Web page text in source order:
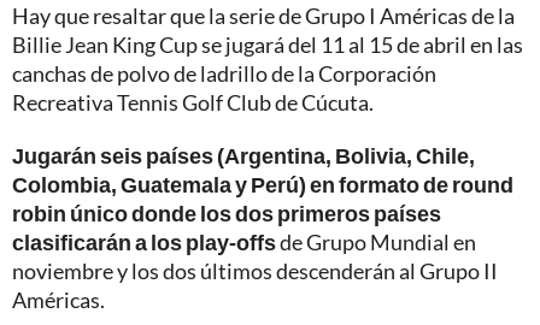
Hay que resaltar que la serie de Grupo I Américas de la
Billie Jean King Cup se jugará del 11 al 15 de abril en las
canchas de polvo de ladrillo de la Corporación
Recreativa Tennis Golf Club de Cúcuta.
Jugarán seis países (Argentina, Bolivia, Chile,
Colombia, Guatemala y Perú) en formato de round
robin único donde los dos primeros países
clasificarán a los play-offsde Grupo Mundial en
noviembre y los dos últimos descenderán al Grupo II
Américas.